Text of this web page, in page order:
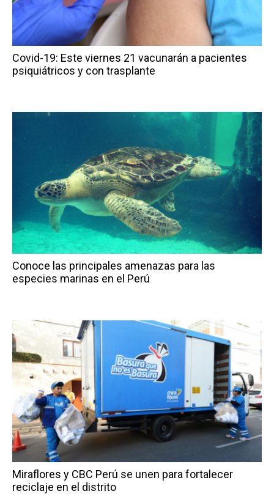
Covid-19: Este viernes 21 vacunarán a pacientes
psiquiátricos y con trasplante
Conoce las principales amenazas para las
especies marinas en el Perú
Miraflores y CBC Perú se unen para fortalecer
reciclaje en el distrito